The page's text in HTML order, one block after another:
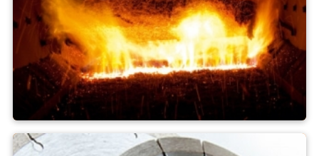
Verbrennungsanlagen